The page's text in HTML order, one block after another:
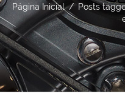
Página Inicial / Posts